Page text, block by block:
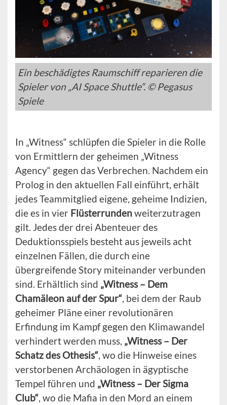
Ein beschädigtes Raumschiff reparieren die
Spieler von „AI Space Shuttle“. © Pegasus
Spiele
In „Witness“ schlüpfen die Spieler in die Rolle
von Ermittlern der geheimen „Witness
Agency“ gegen das Verbrechen. Nachdem ein
Prolog in den aktuellen Fall einführt, erhält
jedes Teammitglied eigene, geheime Indizien,
die es in vier Flüsterrundenweiterzutragen
gilt. Jedes der drei Abenteuer des
Deduktionsspiels besteht aus jeweils acht
einzelnen Fällen, die durch eine
übergreifende Story miteinander verbunden
sind. Erhältlich sind „Witness – Dem
Chamäleon auf der Spur“ , bei dem der Raub
geheimer Pläne einer revolutionären
Erfindung im Kampf gegen den Klimawandel
verhindert werden muss, „Witness – Der
Schatz des Othesis“ , wo die Hinweise eines
verstorbenen Archäologen in ägyptische
Tempel führen und „Witness – Der Sigma
Club“ , wo die Mafia in den Mord an einem